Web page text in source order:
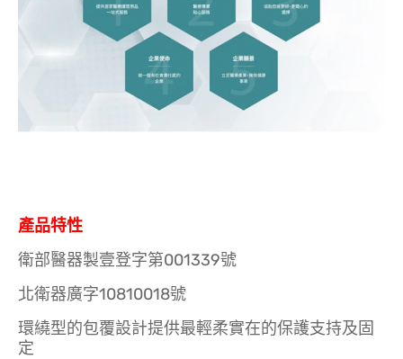
產品特性
衛部醫器製壹登字第001339號
北衛器廣字10810018號
環繞型的包覆設計提供最輕柔實在的保護支持及固
定